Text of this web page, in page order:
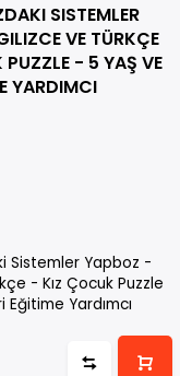
SISTEMLER
VE TÜRKÇE
- 5 YAŞ VE
YARDIMCI
Sistemler Yapboz -
- Kız Çocuk Puzzle
Yardımcı